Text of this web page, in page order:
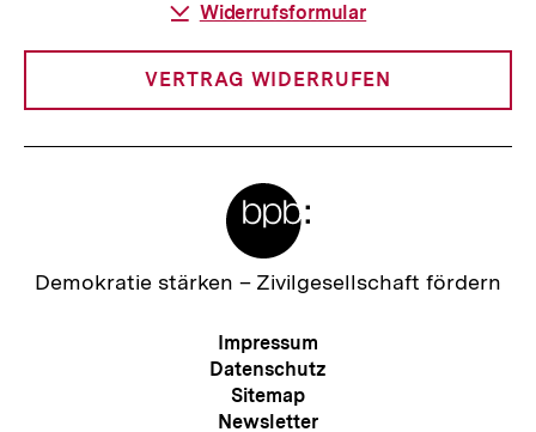
Download-
Widerrufsformular
VERTRAG WIDERRUFEN
Zur
Demokratie stärken – Zivilgesellschaft fördern
Meta-
Navigation
Impressum
Datenschutz
Sitemap
Newsletter